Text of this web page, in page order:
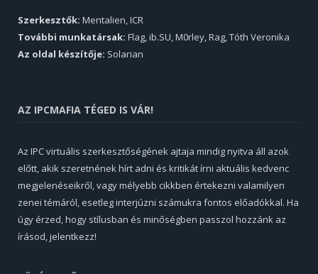
Szerkesztők: Mentalien, ICR
További munkatársak: Flag, ib.SU, M0rley, Rag, Tóth Veronika
Az oldal készítője: Solarian
AZ IPCMAFIA TÉGED IS VÁR!
Az IPC virtuális szerkesztőségének ajtaja mindig nyitva áll azok
előtt, akik szeretnének hírt adni és kritikát írni aktuális kedvenc
megjelenéseikről, vagy mélyebb cikkben értekezni valamilyen
zenei témáról, esetleg interjúzni számukra fontos előadókkal. Ha
úgy érzed, hogy stílusban és minőségben passzol hozzánk az
írásod, jelentkezz!